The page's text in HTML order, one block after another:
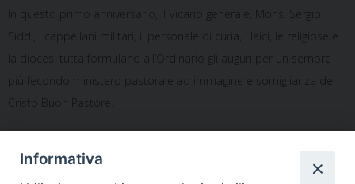
In questo primo anniversario, il Vicario generale, Mons. Sergio
Siddi, i cappellani militari, il personale di curia, i laici, le religiose e
la diocesi tutta formulano all’Ordinario gli auguri per un sempre
più fecondo ministero pastorale ad immagine e somiglianza del
Cristo Buon Pastore.
Informativa